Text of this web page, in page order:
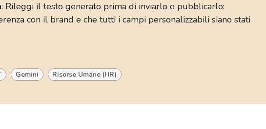
: Rileggi il testo generato prima di inviarlo o pubblicarlo:
con il brand e che tutti i campi personalizzabili siano stati
Gemini Risorse Umane (HR)